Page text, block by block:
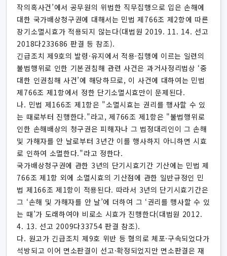
작의혹사건’에서 공무원의 위법한 직무집행으로 입은 손해에
대한 국가배상청구권에 대해서는 민법 제766조 제2항에 따른
장기소멸시효가 적용되지 않는다(대법원 2019. 11. 14. 선고
2018다233686 판결 등 참조).
긴급조치 제9호의 발령·유지에서 적용·집행에 이르는 일련의
불법행위로 인한 기본권침해 관련 사건은 과거사정리법상 ‘중
대한 인권침해 사건’에 해당하므로, 이 사건에 대하여는 민법
제766조 제1항에서 정한 단기소멸시효만이 문제된다.
나. 민법 제166조 제1항은 "소멸시효는 권리를 행사할 수 있
는 때로부터 진행한다."라고, 제766조 제1항은 "불법행위로
인한 손해배상의 청구권은 피해자나 그 법정대리인이 그 손해
및 가해자를 안 날로부터 3년간 이를 행사하지 아니하면 시효
로 인하여 소멸한다."라고 정한다.
국가배상청구권에 관한 3년의 단기시효기간 기산에는 민법 제
766조 제1항 외에 소멸시효의 기산점에 관한 일반규정인 민
법 제166조 제1항이 적용된다. 따라서 3년의 단기시효기간은
그 ‘손해 및 가해자를 안 날’에 더하여 그 ‘권리를 행사할 수 있
는 때’가 도래하여야 비로소 시효가 진행한다(대법원 2012.
4. 13. 선고 2009다33754 판결 참조).
다. 원고가 긴급조치 제9호 위반 등 혐의로 체포·구속되었다가
석방되고 이어 면소판결이 선고·확정되었지만 면소판결은 재